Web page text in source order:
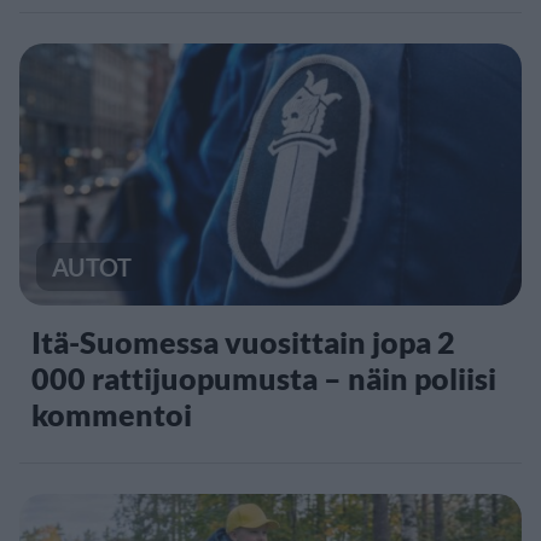
AUTOT
Itä-Suomessa vuosittain jopa 2
000 rattijuopumusta – näin poliisi
kommentoi